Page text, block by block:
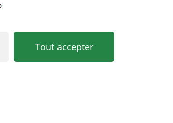
Tout accepter